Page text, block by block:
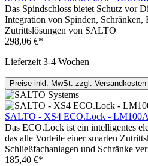
Das Spindschloss bietet Schutz vor
Integration von Spinden,
Zutrittslösungen von SALTO
298,06 €*
Lieferzeit 3-4 Wochen
Preise inkl. MwSt. zzgl. Versandkosten
SALTO - XS4 ECO.Lock -
Das ECO.Lock ist ein intelligentes
das alle Vorteile einer smarten
Schließfachanlagen und Schränke
185,40 €*